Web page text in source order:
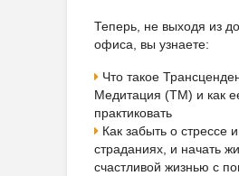
Теперь, не выходя из
офиса, вы узнаете:
Что такое
Медитация (ТМ) и как
практиковать
Как забыть о стрессе и
страданиях, и начать
счастливой жизнью с